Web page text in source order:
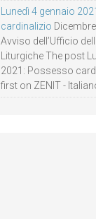
Lunedì 4 gennaio
cardinalizio
Avviso dell’Ufficio
Liturgiche The post
2021: Possesso
first on ZENIT -